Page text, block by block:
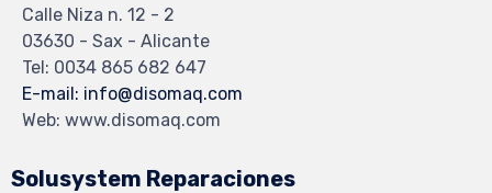
Calle Niza n. 12 - 2
03630 - Sax - Alicante
Tel: 0034 865 682 647
E-mail: info@disomaq.com
Web: www.disomaq.com
Solusystem Reparaciones